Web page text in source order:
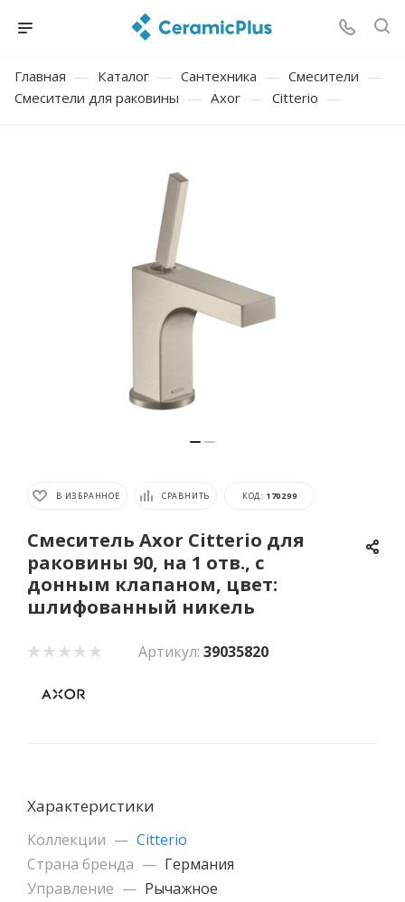
Главная — Каталог — Сантехника — Смесители —
Смесители для раковины — Axor — Citterio —
В ИЗБРАННОЕ СРАВНИТЬ КОД: 170299
Смеситель Axor Citterio для
раковины 90, на 1 отв., с
донным клапаном, цвет:
шлифованный никель
Артикул: 39035820
Характеристики
Коллекции — Citterio
Страна бренда — Германия
Управление — Рычажное